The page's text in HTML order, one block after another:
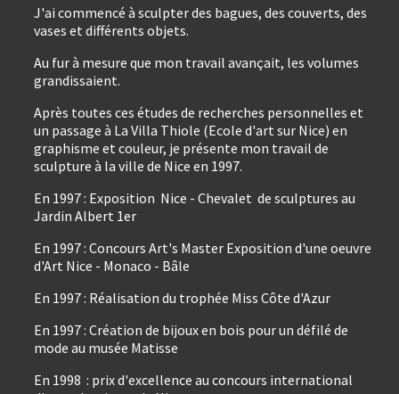
J'ai commencé à sculpter des bagues, des couverts, des
vases et différents objets.
Au fur à mesure que mon travail avançait, les volumes
grandissaient.
Après toutes ces études de recherches personnelles et
un passage à La Villa Thiole (Ecole d'art sur Nice) en
graphisme et couleur, je présente mon travail de
sculpture à la ville de Nice en 1997.
En 1997 : Exposition Nice - Chevalet de sculptures au
Jardin Albert 1er
En 1997 : Concours Art's Master Exposition d'une oeuvre
d'Art Nice - Monaco - Bâle
En 1997 : Réalisation du trophée Miss Côte d'Azur
En 1997 : Création de bijoux en bois pour un défilé de
mode au musée Matisse
En 1998 : prix d'excellence au concours international